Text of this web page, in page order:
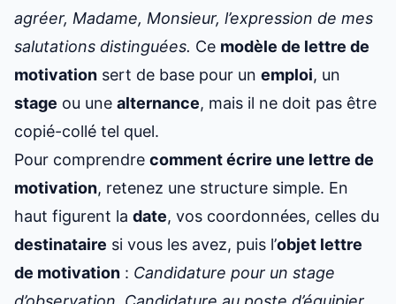
agréer, Madame, Monsieur, l’expression de mes
salutations distinguées. Ce modèle de lettre de
motivation sert de base pour un emploi, un
stage ou une alternance, mais il ne doit pas être
copié-collé tel quel.
Pour comprendre comment écrire une lettre de
motivation, retenez une structure simple. En
haut figurent la date, vos coordonnées, celles du
destinataire si vous les avez, puis l’objet lettre
de motivation : Candidature pour un stage